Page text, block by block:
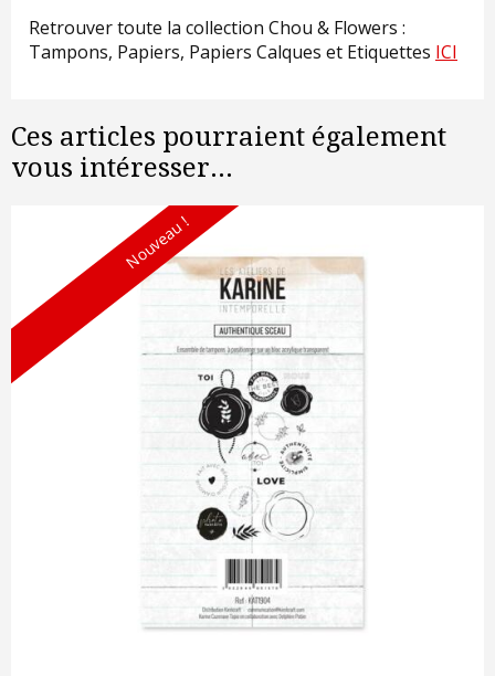
Retrouver toute la collection Chou & Flowers :
Tampons, Papiers, Papiers Calques et Etiquettes ICI
Ces articles pourraient également
vous intéresser...
Nouveau !